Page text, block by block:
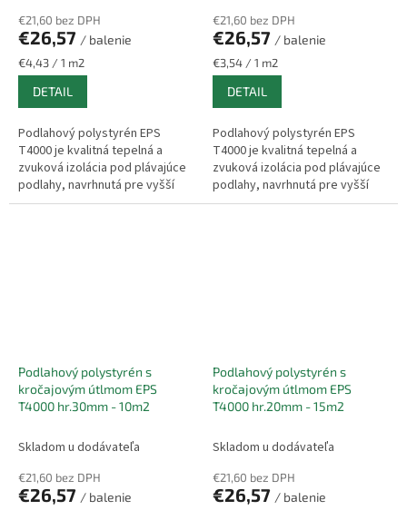
€21,60 bez DPH
€26,57 / balenie
Jednotková
cena:
€4,43 / 1 m2
DETAIL
Podlahový polystyrén EPS
T4000 je kvalitná tepelná a
zvuková izolácia pod plávajúce
podlahy, navrhnutá pre vyšší
komfort bývania. Pomáha
€21,60 bez DPH
€26,57 / balenie
Jednotková
cena:
€3,54 / 1 m2
DETAIL
Podlahový polystyrén EPS
T4000 je kvalitná tepelná a
zvuková izolácia pod plávajúce
podlahy, navrhnutá pre vyšší
komfort bývania. Pomáha
Podlahový polystyrén s
kročajovým útlmom EPS
T4000 hr.30mm - 10m2
Skladom u dodávateľa
€21,60 bez DPH
€26,57 / balenie
Podlahový polystyrén s
kročajovým útlmom EPS
T4000 hr.20mm - 15m2
Skladom u dodávateľa
€21,60 bez DPH
€26,57 / balenie